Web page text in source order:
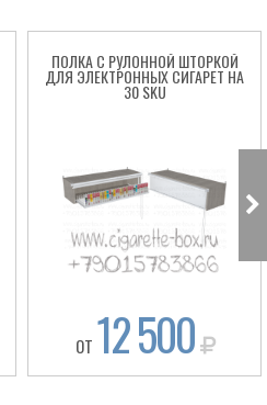
ПОЛКА С РУЛОННОЙ ШТОРКОЙ
ДЛЯ ЭЛЕКТРОННЫХ СИГАРЕТ НА
30 SKU
ОТ 12 500